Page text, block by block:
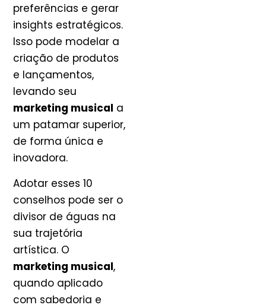
preferências e gerar
insights estratégicos.
Isso pode modelar a
criação de produtos
e lançamentos,
levando seu
marketing musical a
um patamar superior,
de forma única e
inovadora.
Adotar esses 10
conselhos pode ser o
divisor de águas na
sua trajetória
artística. O
marketing musical,
quando aplicado
com sabedoria e